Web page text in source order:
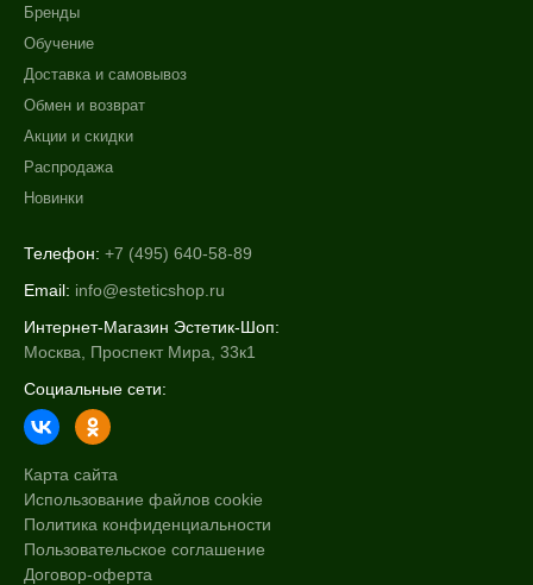
Бренды
Обучение
Доставка и самовывоз
Обмен и возврат
Акции и скидки
Распродажа
Новинки
Телефон: +7 (495) 640-58-89
Email: info@esteticshop.ru
Интернет-Магазин Эстетик-Шоп:
Москва, Проспект Мира, 33к1
Социальные сети:
Карта сайта
Использование файлов cookie
Политика конфиденциальности
Пользовательское соглашение
Договор-оферта